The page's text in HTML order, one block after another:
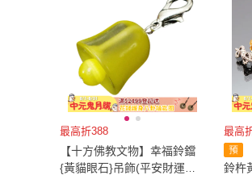
最高折388
【十方佛教文物】幸福鈴鐺
{黃貓眼石}吊飾(平安財運順
最高
鈴杵